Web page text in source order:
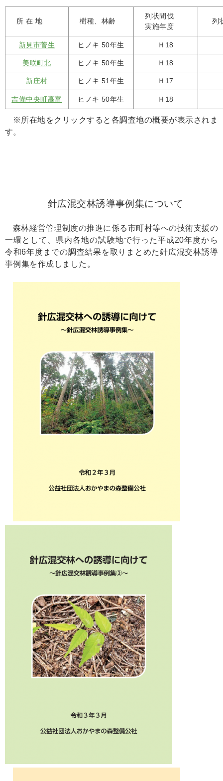
所 在 地 樹種、林齢
列状間伐
実施年度
列
新見市菅生 ヒノキ 50年生 Ｈ18
美咲町北 ヒノキ 50年生 Ｈ18
新庄村 ヒノキ 51年生 Ｈ17
吉備中央町高富 ヒノキ 50年生 Ｈ18
※所在地をクリックすると各調査地の概要が表示されま
す。
針広混交林誘導事例集について
森林経営管理制度の推進に係る市町村等への技術支援の
一環として、県内各地の試験地で行った平成20年度から
令和6年度までの調査結果を取りまとめた針広混交林誘導
事例集を作成しました。